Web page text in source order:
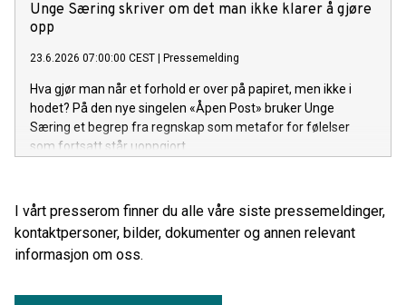
Unge Særing skriver om det man ikke klarer å gjøre
opp
23.6.2026 07:00:00 CEST Pressemelding
Hva gjør man når et forhold er over på papiret, men ikke i
hodet? På den nye singelen «Åpen Post» bruker Unge
Særing et begrep fra regnskap som metafor for følelser
som fortsatt står uoppgjort.
I vårt presserom finner du alle våre siste pressemeldinger,
kontaktpersoner, bilder, dokumenter og annen relevant
informasjon om oss.